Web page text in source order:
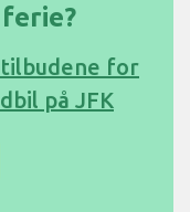
for
på JFK